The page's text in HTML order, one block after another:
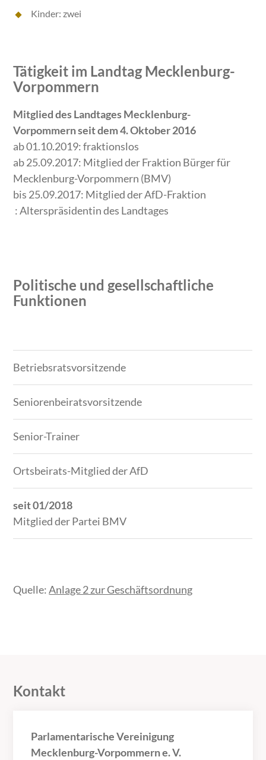
Kinder: zwei
Tätigkeit im Landtag Mecklenburg-
Vorpommern
Mitglied des Landtages Mecklenburg-
Vorpommern seit dem 4. Oktober 2016
ab 01.10.2019: fraktionslos
ab 25.09.2017: Mitglied der Fraktion Bürger für
Mecklenburg-Vorpommern (BMV)
bis 25.09.2017: Mitglied der AfD-Fraktion
: Alterspräsidentin des Landtages
Politische und gesellschaftliche
Funktionen
Zeitraum
Tätigkeit
Betriebsratsvorsitzende
Seniorenbeiratsvorsitzende
Senior-Trainer
Ortsbeirats-Mitglied der AfD
seit 01/2018
Mitglied der Partei BMV
Quelle:Anlage 2 zur Geschäftsordnung
Kontakt
Parlamentarische Vereinigung
Mecklenburg-Vorpommern e. V.